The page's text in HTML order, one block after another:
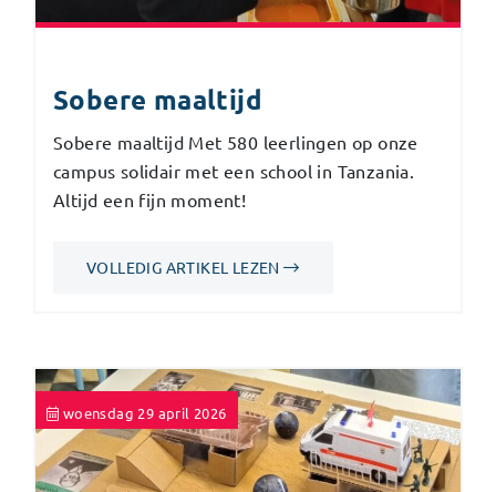
Sobere maaltijd
Sobere maaltijd Met 580 leerlingen op onze
campus solidair met een school in Tanzania.
Altijd een fijn moment!
VOLLEDIG ARTIKEL LEZEN
woensdag 29 april 2026